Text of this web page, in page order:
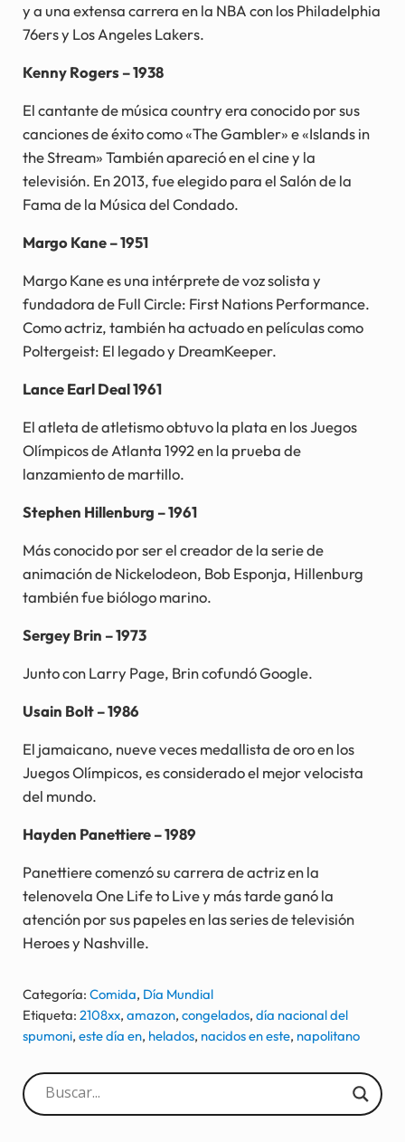
y a una extensa carrera en la NBA con los Philadelphia
76ers y Los Angeles Lakers.
Kenny Rogers – 1938
El cantante de música country era conocido por sus
canciones de éxito como «The Gambler» e «Islands in
the Stream» También apareció en el cine y la
televisión. En 2013, fue elegido para el Salón de la
Fama de la Música del Condado.
Margo Kane – 1951
Margo Kane es una intérprete de voz solista y
fundadora de Full Circle: First Nations Performance.
Como actriz, también ha actuado en películas como
Poltergeist: El legado y DreamKeeper.
Lance Earl Deal 1961
El atleta de atletismo obtuvo la plata en los Juegos
Olímpicos de Atlanta 1992 en la prueba de
lanzamiento de martillo.
Stephen Hillenburg – 1961
Más conocido por ser el creador de la serie de
animación de Nickelodeon, Bob Esponja, Hillenburg
también fue biólogo marino.
Sergey Brin – 1973
Junto con Larry Page, Brin cofundó Google.
Usain Bolt – 1986
El jamaicano, nueve veces medallista de oro en los
Juegos Olímpicos, es considerado el mejor velocista
del mundo.
Hayden Panettiere – 1989
Panettiere comenzó su carrera de actriz en la
telenovela One Life to Live y más tarde ganó la
atención por sus papeles en las series de televisión
Heroes y Nashville.
Categoría: Comida, Día Mundial
Etiqueta: 2108xx, amazon, congelados, día nacional del
spumoni, este día en, helados, nacidos en este, napolitano
Sidebar